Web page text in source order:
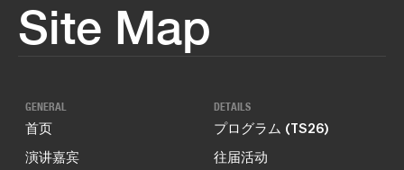
Site Map
GENERAL
首页
演讲嘉宾
DETAILS
プログラム (TS26)
往届活动